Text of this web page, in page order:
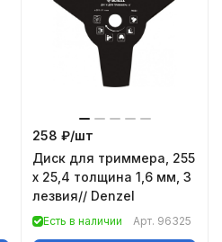
258 ₽/шт
Диск для триммера, 255
х 25,4 толщина 1,6 мм, 3
лезвия// Denzel
Есть в наличии Арт. 96325